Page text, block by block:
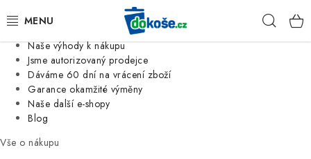
Jsme tradiční česká firma
Naše výhody k nákupu
Jsme autorizovaný prodejce
Dáváme 60 dní na vrácení zboží
Garance okamžité výměny
Naše další e-shopy
Blog
Vše o nákupu
KOŠE
SÁČKY